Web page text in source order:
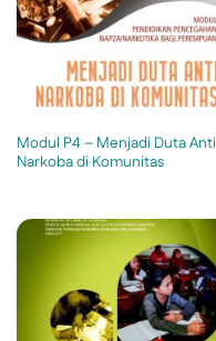
Modul P4 – Menjadi Duta Anti
Narkoba di Komunitas